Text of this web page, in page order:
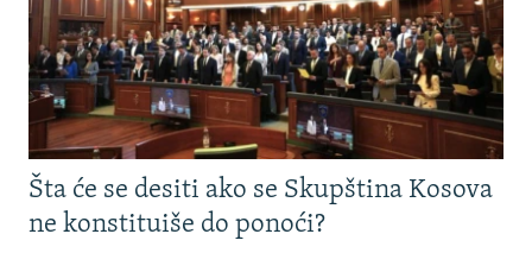
Šta će se desiti ako se Skupština Kosova
ne konstituiše do ponoći?